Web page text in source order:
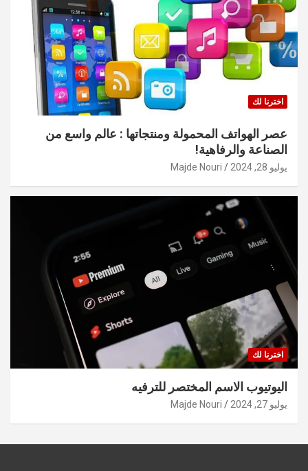
اخترنا لك
عصر الهواتف المحمولة ومنتجاتها : عالم واسع من
الصناعة والرفاهية!
يوليو 28, 2024 Majde Nouri
اخترنا لك
اليوتيوب الاسم المختصر للترفيه
يوليو 27, 2024 Majde Nouri